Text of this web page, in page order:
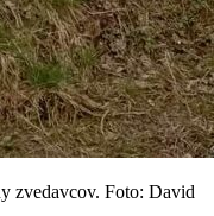
zvedavcov. Foto: David